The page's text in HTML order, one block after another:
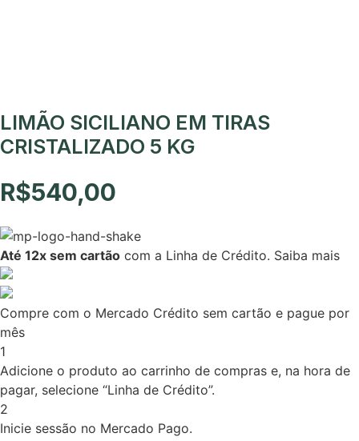
LIMÃO SICILIANO EM TIRAS
CRISTALIZADO 5 KG
R$540,00
Até 12x sem cartão com a Linha de Crédito. Saiba mais
Compre com o Mercado Crédito sem cartão e pague por
mês
1
Adicione o produto ao carrinho de compras e, na hora de
pagar, selecione “Linha de Crédito”.
2
Inicie sessão no Mercado Pago.